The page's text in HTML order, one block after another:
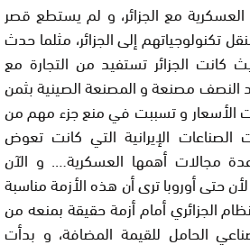
العسكرية مع الجزائر، و لم يستطع قصر
تكنولوجياتهم إلى الجزائر، مثلما حدث
كانت الجزائر تستفيد من التجارة مع
النصف مصنعة و المصنعة الصينية بثمن
الأسعار و تسببت في منع جزء مهم من
الصناعات الإيرانية التي كانت تعوض
مجالات أهمها العسكرية…. و الآن
حتى أوروبا ترى أن هذه الأزمة مناسبة
الجزائري أمام أزمة حقيقة بمنعه من
الحامل للقيمة المضافة، و بدأت